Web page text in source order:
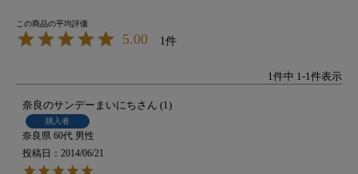
5.00 1
1 件中 1 -1 件表示
奈良のサンデーまいにち 1
購入者
奈良県 60代 男性
投稿日
2014/06/21